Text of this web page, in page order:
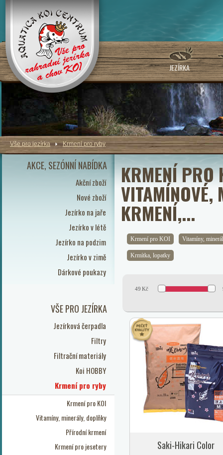
JEZÍRKA
AKCE, SEZÓNNÍ NABÍDKA
Akční zboží
Nové zboží
Jezírko na jaře
Jezírko v létě
Jezírko na podzim
Jezírko v zimě
Dárkové poukazy
VŠE PRO JEZÍRKA
Jezírková čerpadla
Filtry
Filtrační materiály
Koi HOBBY
Krmení pro ryby
Krmení pro KOI
Vitamíny, minerály, doplňky
Přírodní krmení
Krmení pro jesetery
KRMENÍ PRO
VITAMÍNOVÉ,
KRMENÍ,...
Vše pro jezírka Krmení pro ryby
Krmení pro KOI Vitamíny,
Krmítka, lopatky
49 Kč
Saki-Hikari Color